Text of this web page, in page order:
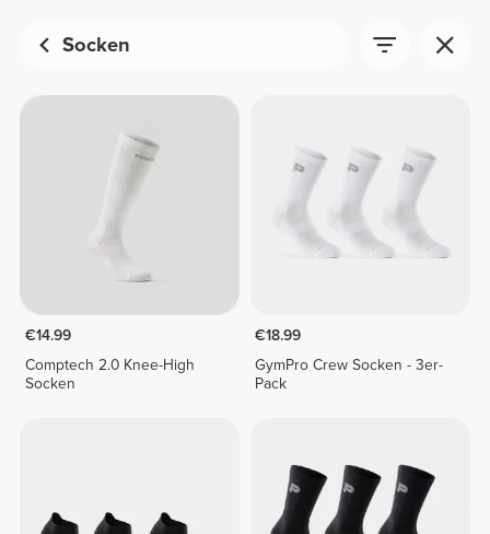
Socken
€14.99
Comptech 2.0 Knee-High
Socken
€18.99
GymPro Crew Socken - 3er-
Pack